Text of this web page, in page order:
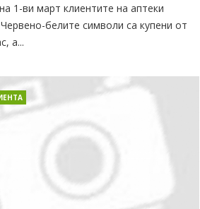
1-ви март клиентите на аптеки
Червено-белите символи са купени от
а...